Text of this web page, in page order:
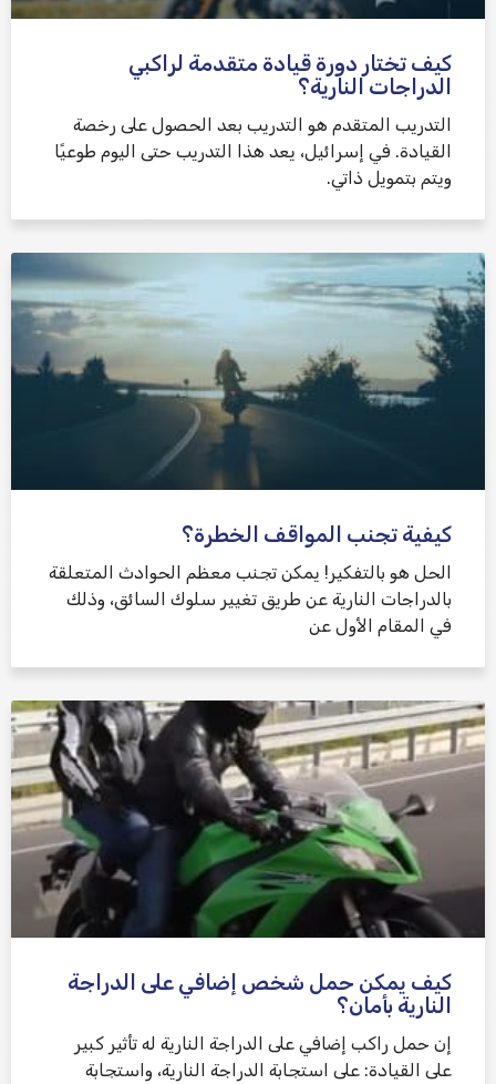
كيف تختار دورة قيادة متقدمة لراكبي
الدراجات النارية؟
التدريب المتقدم هو التدريب بعد الحصول على رخصة
القيادة. في إسرائيل، يعد هذا التدريب حتى اليوم طوعيًا
ويتم بتمويل ذاتي.
كيفية تجنب المواقف الخطرة؟
الحل هو بالتفكير! يمكن تجنب معظم الحوادث المتعلقة
بالدراجات النارية عن طريق تغيير سلوك السائق، وذلك
في المقام الأول عن
كيف يمكن حمل شخص إضافي على الدراجة
النارية بأمان؟
إن حمل راكب إضافي على الدراجة النارية له تأثير كبير
على القيادة: على استجابة الدراجة النارية، واستجابة